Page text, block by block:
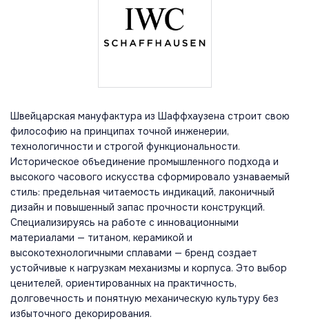
Швейцарская мануфактура из Шаффхаузена строит свою
философию на принципах точной инженерии,
технологичности и строгой функциональности.
Историческое объединение промышленного подхода и
высокого часового искусства сформировало узнаваемый
стиль: предельная читаемость индикаций, лаконичный
дизайн и повышенный запас прочности конструкций.
Специализируясь на работе с инновационными
материалами — титаном, керамикой и
высокотехнологичными сплавами — бренд создает
устойчивые к нагрузкам механизмы и корпуса. Это выбор
ценителей, ориентированных на практичность,
долговечность и понятную механическую культуру без
избыточного декорирования.